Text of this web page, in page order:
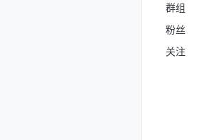
群组
粉丝
关注